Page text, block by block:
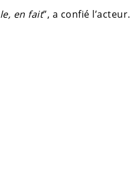
en fait”, a confié l’acteur.